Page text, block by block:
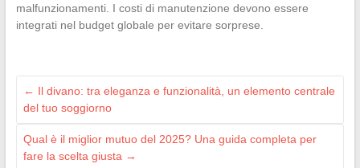
malfunzionamenti. I costi di manutenzione devono essere
integrati nel budget globale per evitare sorprese.
← Il divano: tra eleganza e funzionalità, un elemento centrale
del tuo soggiorno
Qual è il miglior mutuo del 2025? Una guida completa per
fare la scelta giusta →